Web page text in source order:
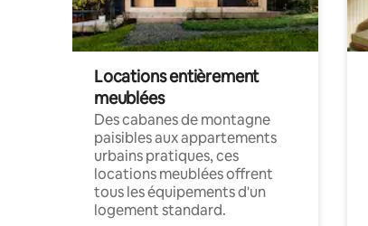
Locations entièrement
meublées
Des cabanes de montagne
paisibles aux appartements
urbains pratiques, ces
locations meublées offrent
tous les équipements d'un
logement standard.